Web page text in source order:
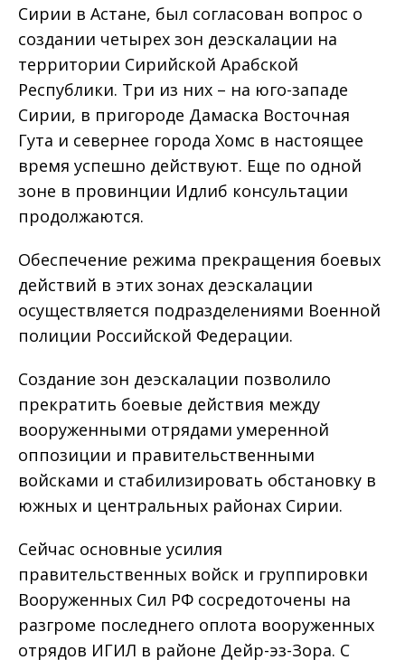
Сирии в Астане, был согласован вопрос о
создании четырех зон деэскалации на
территории Сирийской Арабской
Республики. Три из них – на юго-западе
Сирии, в пригороде Дамаска Восточная
Гута и севернее города Хомс в настоящее
время успешно действуют. Еще по одной
зоне в провинции Идлиб консультации
продолжаются.
Обеспечение режима прекращения боевых
действий в этих зонах деэскалации
осуществляется подразделениями Военной
полиции Российской Федерации.
Создание зон деэскалации позволило
прекратить боевые действия между
вооруженными отрядами умеренной
оппозиции и правительственными
войсками и стабилизировать обстановку в
южных и центральных районах Сирии.
Сейчас основные усилия
правительственных войск и группировки
Вооруженных Сил РФ сосредоточены на
разгроме последнего оплота вооруженных
отрядов ИГИЛ в районе Дейр-эз-Зора. С